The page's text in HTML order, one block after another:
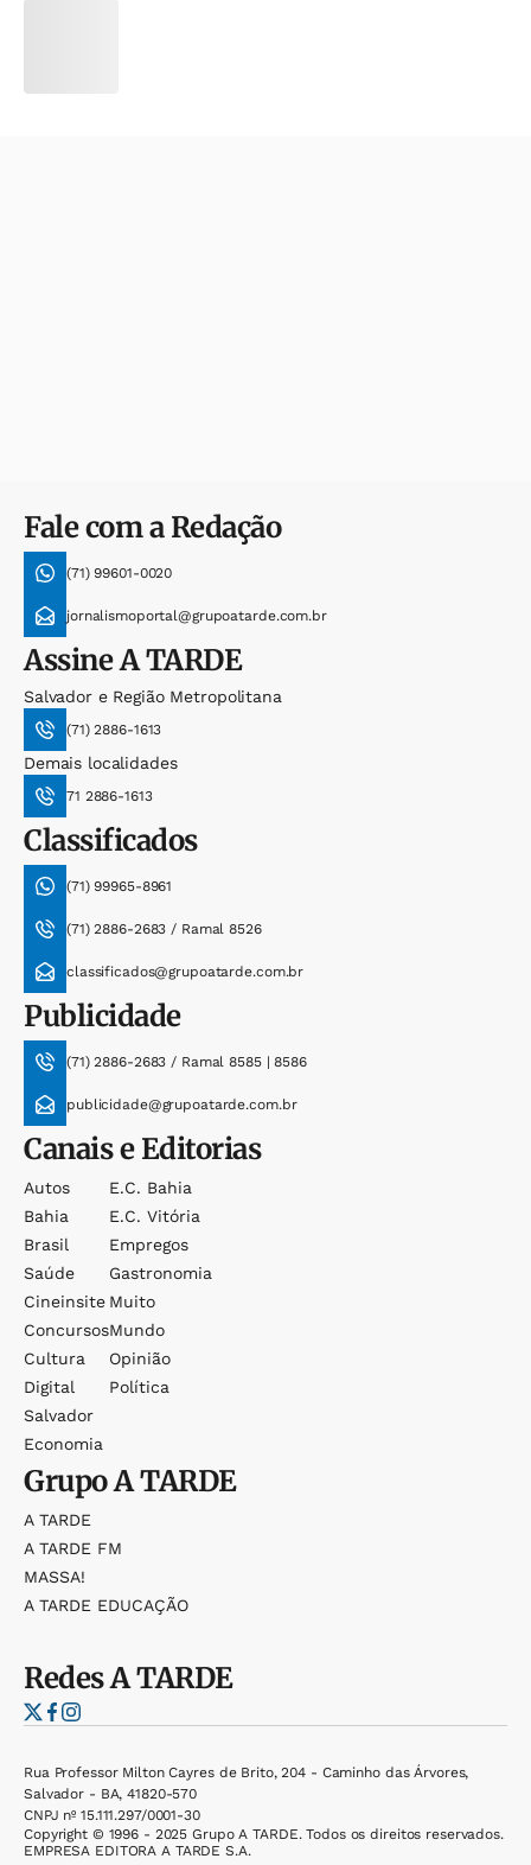
Fale com a Redação
(71) 99601-0020
jornalismoportal@grupoatarde.com.br
AssineA TARDE
Salvador e Região Metropolitana
(71) 2886-1613
Demais localidades
71 2886-1613
Classificados
(71) 99965-8961
(71) 2886-2683 / Ramal 8526
classificados@grupoatarde.com.br
Publicidade
(71) 2886-2683 / Ramal 8585 | 8586
publicidade@grupoatarde.com.br
Canais e Editorias
Autos
Bahia
Brasil
Saúde
Cineinsite
Concursos
Cultura
Digital
Salvador
Economia
E.c. Bahia
E.c. Vitória
Empregos
Gastronomia
Muito
Mundo
Opinião
Política
GrupoA TARDE
A TARDE
A TARDE FM
MASSA!
A TARDE EDUCAÇÃO
RedesA TARDE
Rua Professor Milton Cayres de Brito, 204 - Caminho das Árvores,
Salvador - BA, 41820-570
CNPJ nº 15.111.297/0001-30
Copyright © 1996 - 2025 Grupo A TARDE. Todos os direitos reservados.
EMPRESA EDITORA A TARDE S.A.